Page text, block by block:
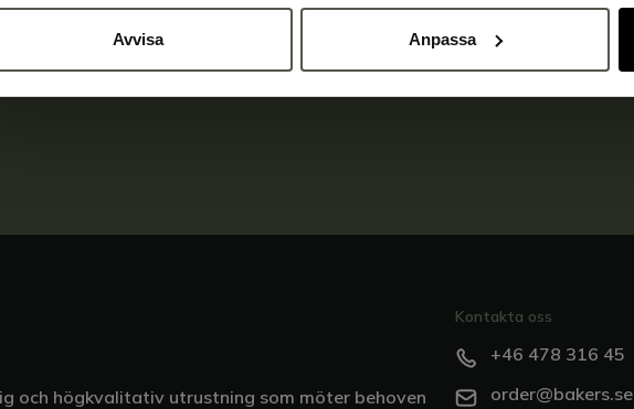
Avvisa Anpassa
direkt i din inkorg!
och högkvalitativ utrustning som möter behoven
Kontakta oss
+46 478 316 45
order@bakers.se